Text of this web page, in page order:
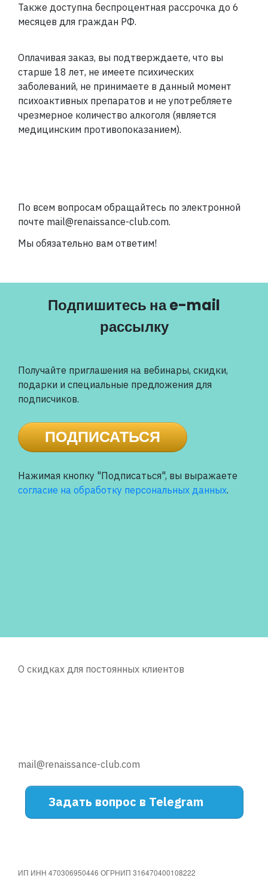
Также доступна беспроцентная рассрочка до 6
месяцев для граждан РФ.
Оплачивая заказ, вы подтверждаете, что вы
старше 18 лет, не имеете психических
заболеваний, не принимаете в данный момент
психоактивных препаратов и не употребляете
чрезмерное количество алкоголя (является
медицинским противопоказанием).
По всем вопросам обращайтесь по электронной
почте mail@renaissance-club.com.
Мы обязательно вам ответим!
Подпишитесь на e-mail
рассылку
Получайте приглашения на вебинары, скидки,
подарки и специальные предложения для
подписчиков.
ПОДПИСАТЬСЯ
Нажимая кнопку "Подписаться", вы выражаете
согласие на обработку персональных данных.
О скидках для постоянных клиентов
mail@renaissance-club.com
Задать вопрос в Telegram
ИП ИНН 470306950446 ОГРНИП 316470400108222